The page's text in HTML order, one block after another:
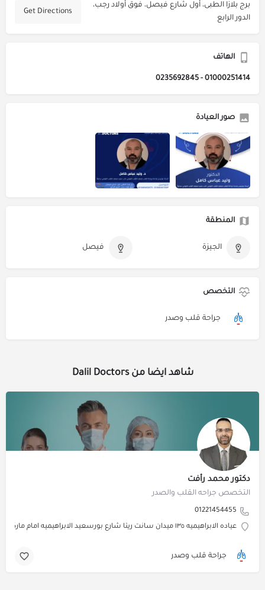
برج بلازا الطبى، أول شارع فيصل، فوق أولاد رجب،
الدور الرابع
Get Directions
الهاتف
01000251414 - 0235692845
صور العيادة
المنطقة
الجيزة فيصل
التخصص
جراحة قلب وصدر
شاهد ايضا من Dalil Doctors
دكتور محمد رأفت
التخصص جراحه القلب والصدر
01221454455
عياده الابراهيميه ١٣٥ ميدان سانت ريتا شارع بورسعيد الابراهيميه امام ماركت اطلانتك
جراحة قلب وصدر